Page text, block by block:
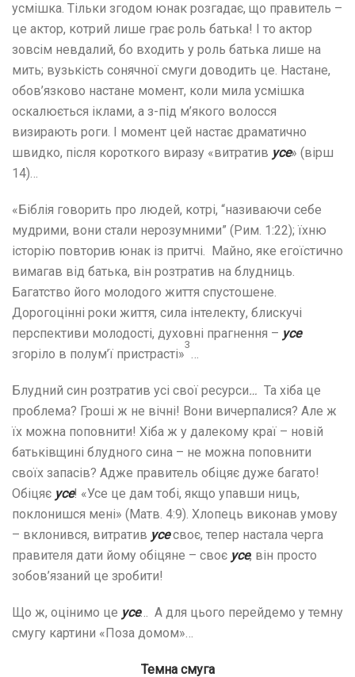
усмішка. Тільки згодом юнак розгадає, що правитель –
це актор, котрий лише грає роль батька! І то актор
зовсім невдалий, бо входить у роль батька лише на
мить; вузькість сонячної смуги доводить це. Настане,
обов’язково настане момент, коли мила усмішка
оскалюється іклами, а з-під м’якого волосся
визирають роги. І момент цей настає драматично
швидко, після короткого виразу «витратив усе» (вірш
14)…
«Біблія говорить про людей, котрі, “називаючи себе
мудрими, вони стали нерозумними” (Рим. 1:22); їхню
історію повторив юнак із притчі. Майно, яке егоїстично
вимагав від батька, він розтратив на блудниць.
Багатство його молодого життя спустошене.
Дорогоцінні роки життя, сила інтелекту, блискучі
перспективи молодості, духовні прагнення – усе
згоріло в полум’ї пристрасті»
3
…
Блудний син розтратив усі свої ресурси… Та хіба це
проблема? Гроші ж не вічні! Вони вичерпалися? Але ж
їх можна поповнити! Хіба ж у далекому краї – новій
батьківщині блудного сина – не можна поповнити
своїх запасів? Адже правитель обіцяє дуже багато!
Обіцяє усе! «Усе це дам тобі, якщо упавши ниць,
поклонишся мені» (Матв. 4:9). Хлопець виконав умову
– вклонився, витратив усесвоє, тепер настала черга
правителя дати йому обіцяне – своє усе, він просто
зобов’язаний це зробити!
Що ж, оцінимо це усе… А для цього перейдемо у темну
смугу картини «Поза домом»…
Темна смуга